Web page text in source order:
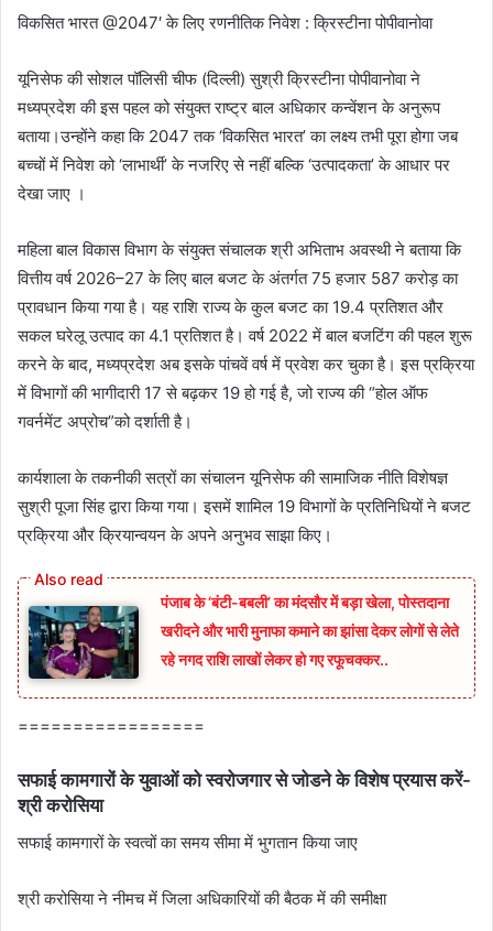
विकसित भारत @2047′ के लिए रणनीतिक निवेश : क्रिस्टीना पोपीवानोवा
यूनिसेफ की सोशल पॉलिसी चीफ (दिल्ली) सुश्री क्रिस्टीना पोपीवानोवा ने
मध्यप्रदेश की इस पहल को संयुक्त राष्ट्र बाल अधिकार कन्वेंशन के अनुरूप
बताया।उन्होंने कहा कि 2047 तक ‘विकसित भारत’ का लक्ष्य तभी पूरा होगा जब
बच्चों में निवेश को ‘लाभार्थी’ के नजरिए से नहीं बल्कि ‘उत्पादकता’ के आधार पर
देखा जाए ।
महिला बाल विकास विभाग के संयुक्त संचालक श्री अभिताभ अवस्थी ने बताया कि
वित्तीय वर्ष 2026–27 के लिए बाल बजट के अंतर्गत 75 हजार 587 करोड़ का
प्रावधान किया गया है। यह राशि राज्य के कुल बजट का 19.4 प्रतिशत और
सकल घरेलू उत्पाद का 4.1 प्रतिशत है। वर्ष 2022 में बाल बजटिंग की पहल शुरू
करने के बाद, मध्यप्रदेश अब इसके पांचवें वर्ष में प्रवेश कर चुका है। इस प्रक्रिया
में विभागों की भागीदारी 17 से बढ़कर 19 हो गई है, जो राज्य की “होल ऑफ
गवर्नमेंट अप्रोच”को दर्शाती है।
कार्यशाला के तकनीकी सत्रों का संचालन यूनिसेफ की सामाजिक नीति विशेषज्ञ
सुश्री पूजा सिंह द्वारा किया गया। इसमें शामिल 19 विभागों के प्रतिनिधियों ने बजट
प्रक्रिया और क्रियान्वयन के अपने अनुभव साझा किए।
पंजाब के ‘बंटी-बबली’ का मंदसौर में बड़ा खेला, पोस्तदाना
खरीदने और भारी मुनाफा कमाने का झांसा देकर लोगों से लेते
रहे नगद राशि लाखों लेकर हो गए रफूचक्कर..
=================
सफाई कामगारों के युवाओं को स्‍वरोजगार से जोडने के विशेष प्रयास करें-
श्री करोसिया
सफाई कामगारों के स्‍वत्‍वों का समय सीमा में भुगतान किया जाए
श्री करोसिया ने नीमच में जिला अधिकारियों की बैठक में की समीक्षा